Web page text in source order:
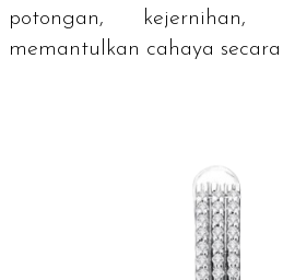
potongan, kejernihan,
memantulkan cahaya